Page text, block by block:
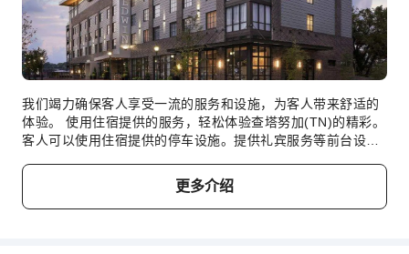
公共区域设施
电梯
公用区wifi
图书室
停车场
代客泊车
我们竭力确保客人享受一流的服务和设施，为客人带来舒适的
体验。 使用住宿提供的服务，轻松体验查塔努加(TN)的精彩。
客人可以使用住宿提供的停车设施。提供礼宾服务等前台设施
或在您有需要时，可确保您喜爱的旅行衣物清新可穿。客房设
施包括客房送餐服务，让您放松身心，充分享受您的旅行。 对
于您所有的小事或临时需求，无需离开住宿，便利店都能及时
更多介绍